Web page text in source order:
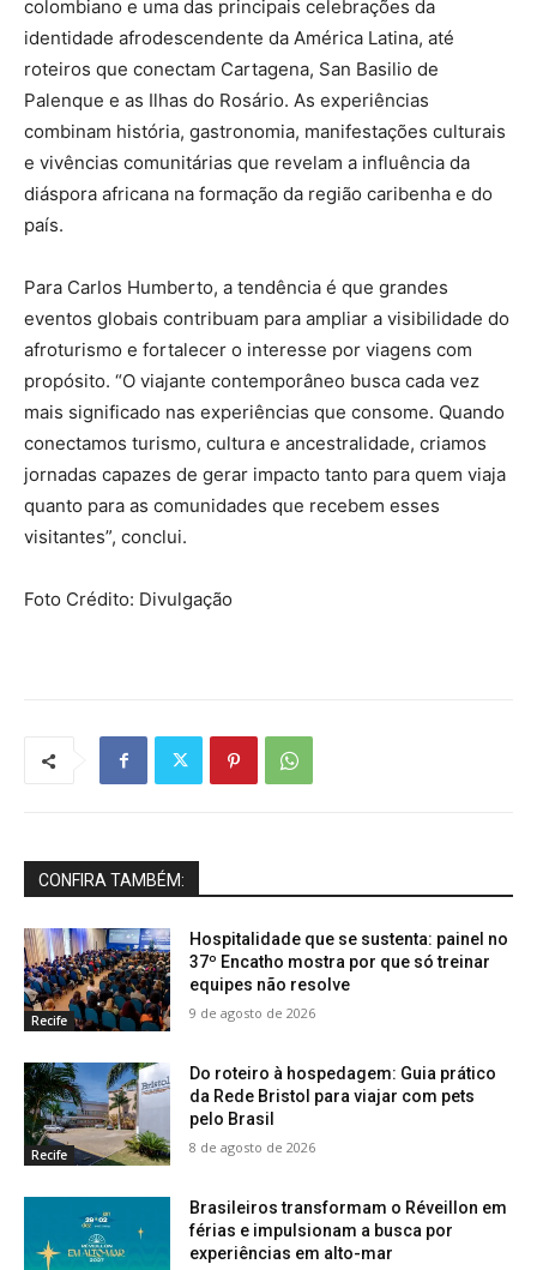
colombiano e uma das principais celebrações da
identidade afrodescendente da América Latina, até
roteiros que conectam Cartagena, San Basilio de
Palenque e as Ilhas do Rosário. As experiências
combinam história, gastronomia, manifestações culturais
e vivências comunitárias que revelam a influência da
diáspora africana na formação da região caribenha e do
país.
Para Carlos Humberto, a tendência é que grandes
eventos globais contribuam para ampliar a visibilidade do
afroturismo e fortalecer o interesse por viagens com
propósito. “O viajante contemporâneo busca cada vez
mais significado nas experiências que consome. Quando
conectamos turismo, cultura e ancestralidade, criamos
jornadas capazes de gerar impacto tanto para quem viaja
quanto para as comunidades que recebem esses
visitantes”, conclui.
Foto Crédito: Divulgação
CONFIRA TAMBÉM:
Recife
Hospitalidade que se sustenta: painel no
37º Encatho mostra por que só treinar
equipes não resolve
9 de agosto de 2026
Recife
Do roteiro à hospedagem: Guia prático
da Rede Bristol para viajar com pets
pelo Brasil
8 de agosto de 2026
Brasileiros transformam o Réveillon em
férias e impulsionam a busca por
experiências em alto-mar